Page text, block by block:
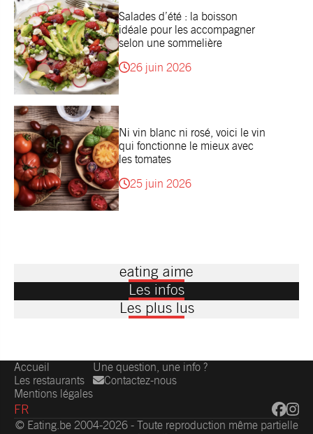
Salades d’été : la boisson
idéale pour les accompagner
selon une sommelière
26 juin 2026
Ni vin blanc ni rosé, voici le vin
qui fonctionne le mieux avec
les tomates
25 juin 2026
eating aime
Les infos
Les plus lus
Accueil
Les restaurants
Mentions légales
Une question, une info ?
Contactez-nous
FR
© Eating.be 2004-2026 - Toute reproduction même partielle